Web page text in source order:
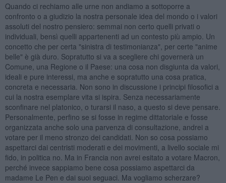
Quando ci rechiamo alle urne non andiamo a sottoporre a
confronto o a giudizio la nostra personale idea del mondo o i valori
assoluti del nostro pensiero: semmai non certo quelli privati o
individuali, bensì quelli appartenenti ad un contesto più ampio. Un
concetto che per certa "sinistra di testimonianza", per certe "anime
belle" è già duro. Sopratutto si va a scegliere chi governerà un
Comune, una Regione o il Paese: una cosa non disgiunta da valori,
ideali e pure interessi, ma anche e sopratutto una cosa pratica,
concreta e necessaria. Non sono in discussione i principi filosofici a
cui la nostra esemplare vita si ispira. Senza necessariamente
sconfinare nel platonico, o turarsi il naso, a questo si deve pensare.
Personalmente, perfino se si fosse in regime dittatoriale e fosse
organizzata anche solo una parvenza di consultazione, andrei a
votare per il meno stronzo dei candidati. Non so cosa possiamo
aspettarci dai centristi moderati e dei movimenti, a livello sociale mi
fido, in politica no. Ma in Francia non avrei esitato a votare Macron,
perché invece sappiamo bene cosa possiamo aspettarci da
madame Le Pen e dai suoi seguaci. Ma vogliamo scherzare?